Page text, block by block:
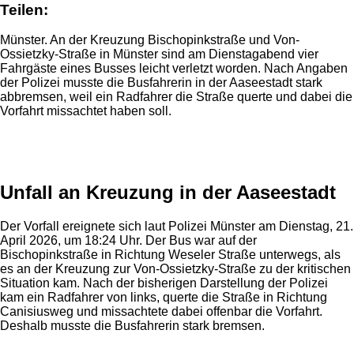
Teilen:
Münster. An der Kreuzung Bischopinkstraße und Von-
Ossietzky-Straße in Münster sind am Dienstagabend vier
Fahrgäste eines Busses leicht verletzt worden. Nach Angaben
der Polizei musste die Busfahrerin in der Aaseestadt stark
abbremsen, weil ein Radfahrer die Straße querte und dabei die
Vorfahrt missachtet haben soll.
Unfall an Kreuzung in der Aaseestadt
Der Vorfall ereignete sich laut Polizei Münster am Dienstag, 21.
April 2026, um 18:24 Uhr. Der Bus war auf der
Bischopinkstraße in Richtung Weseler Straße unterwegs, als
es an der Kreuzung zur Von-Ossietzky-Straße zu der kritischen
Situation kam. Nach der bisherigen Darstellung der Polizei
kam ein Radfahrer von links, querte die Straße in Richtung
Canisiusweg und missachtete dabei offenbar die Vorfahrt.
Deshalb musste die Busfahrerin stark bremsen.